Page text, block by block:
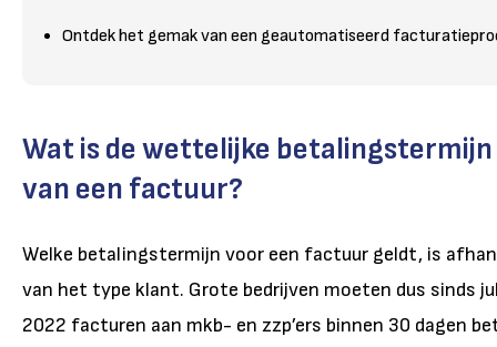
Ontdek het gemak van een geautomatiseerd
Wat is de wettelijke betalingstermijn
van een factuur?
Welke betalingstermijn voor een factuur geldt, is
van het type klant. Grote bedrijven moeten dus sinds
2022 facturen aan mkb- en zzp’ers binnen 30 dagen